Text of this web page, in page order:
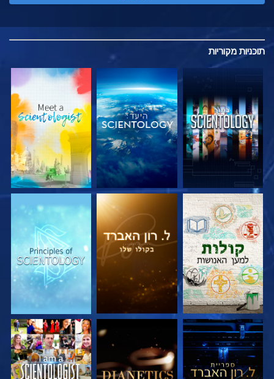
תוכניות מקוריות
בדוק את הסדרה בדוק את הסדרה בדוק את הסדרה
בדוק את הסדרה בדוק את הסדרה צפה